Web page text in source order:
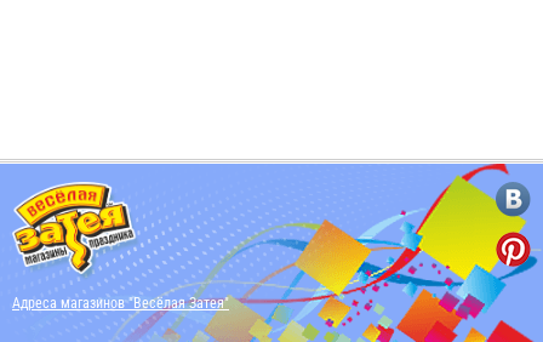
Адреса магазинов "Весёлая Затея"